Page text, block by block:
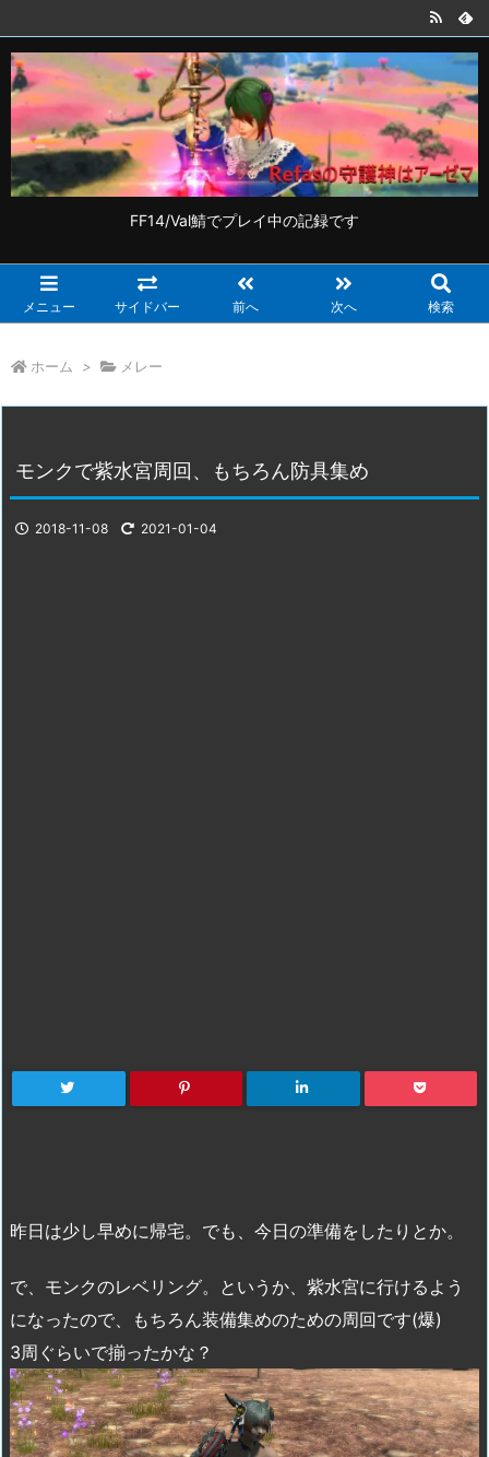
FF14/Val鯖でプレイ中の記録です
メニュー サイドバー 前へ 次へ 検索
ホーム > メレー
モンクで紫水宮周回、もちろん防具集め
2018-11-08 2021-01-04
昨日は少し早めに帰宅。でも、今日の準備をしたりとか。
で、モンクのレベリング。というか、紫水宮に行けるよう
になったので、もちろん装備集めのための周回です(爆)
3周ぐらいで揃ったかな？